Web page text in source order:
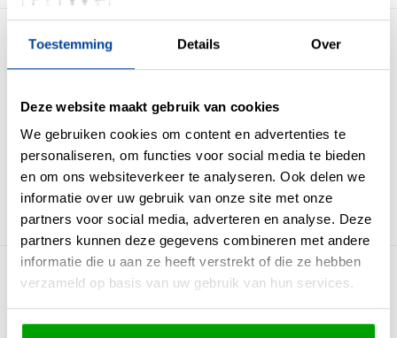
Toestemming Details Over
Deze website maakt gebruik van cookies
We gebruiken cookies om content en advertenties te
personaliseren, om functies voor social media te bieden
en om ons websiteverkeer te analyseren. Ook delen we
informatie over uw gebruik van onze site met onze
partners voor social media, adverteren en analyse. Deze
partners kunnen deze gegevens combineren met andere
informatie die u aan ze heeft verstrekt of die ze hebben
verzameld op basis van uw gebruik van hun services.
Wandlamp LED Eindhoven 100 Zwart
IP54
Materiaal:
Aluminium
Maten: (LxBxH)
13 x 8.2 x 5cm
Lichtbron:
2 x 5 Watt Led (incl)
Lichtkleur:
2700 Kelvin
Lichtopbrengst:
2 x 450 Lumen
Dimbaar:
Ja
Dimmer:
Niet inbegrepen
Meer producten uit deze serie